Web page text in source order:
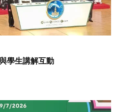
學生講解互動